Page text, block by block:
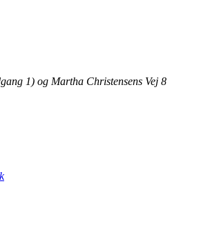
1) og Martha Christensens Vej 8